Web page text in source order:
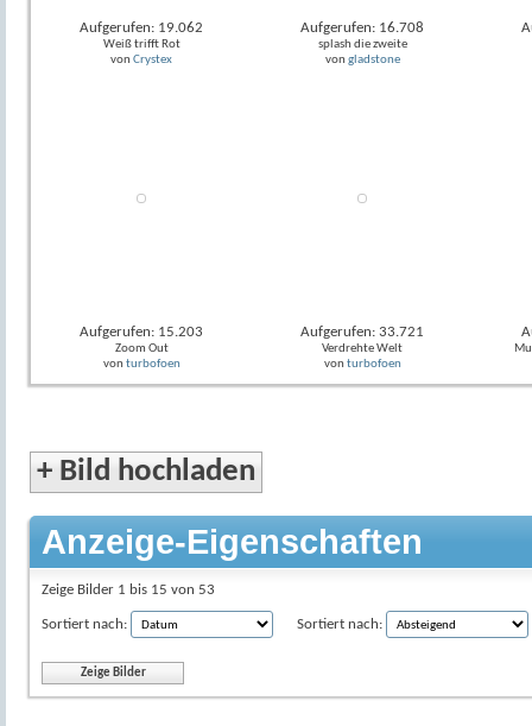
Aufgerufen: 19.062
Weiß trifft Rot
von Crystex
Aufgerufen: 16.708
splash die zweite
von gladstone
Aufgerufen: 15.203
Zoom Out
von turbofoen
Aufgerufen: 33.721
Verdrehte Welt
von turbofoen
+ Bild hochladen
Anzeige-Eigenschaften
Zeige Bilder 1 bis 15 von 53
Sortiert nach: Sortiert nach: